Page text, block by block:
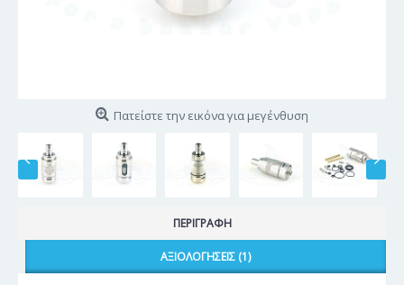
Πατείστε την εικόνα για μεγένθυση
ΠΕΡΙΓΡΑΦΉ
ΑΞΙΟΛΟΓΉΣΕΙΣ (1)